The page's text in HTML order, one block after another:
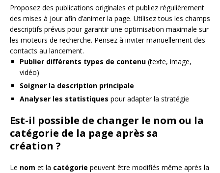
Proposez des publications originales et publiez régulièrement
des mises à jour afin d’animer la page. Utilisez tous les champs
descriptifs prévus pour garantir une optimisation maximale sur
les moteurs de recherche. Pensez à inviter manuellement des
contacts au lancement.
Publier différents types de contenu (texte, image,
vidéo)
Soigner la description principale
Analyser les statistiques pour adapter la stratégie
Est-il possible de changer le nom ou la
catégorie de la page après sa
création ?
Le nom et la catégorie peuvent être modifiés même après la